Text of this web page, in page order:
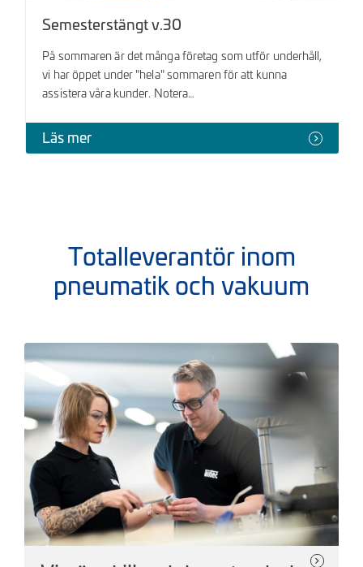
Semesterstängt v.30
På sommaren är det många företag som utför underhåll,
vi har öppet under "hela" sommaren för att kunna
assistera våra kunder. Notera…
Läs mer
Totalleverantör inom
pneumatik och vakuum